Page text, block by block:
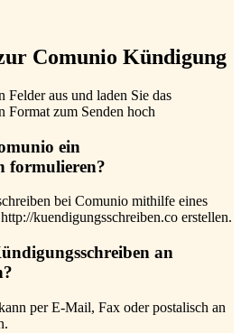
Comunio Kündigung
aus und laden Sie das
Format zum Senden hoch
ein
formulieren?
bei Comunio mithilfe eines
kuendigungsschreiben.co erstellen.
an
per E-Mail, Fax oder postalisch an